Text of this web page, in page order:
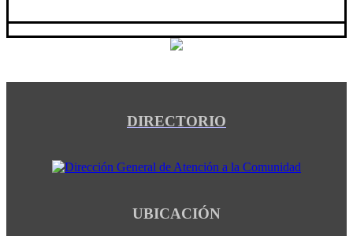
DIRECTORIO
UBICACIÓN